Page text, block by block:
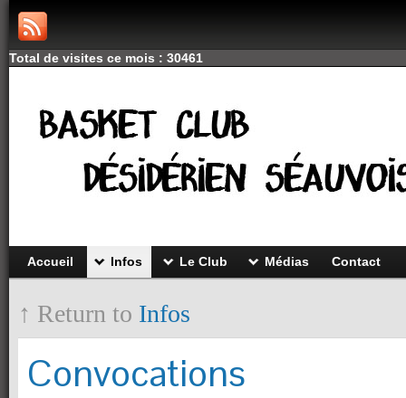
Total de visites ce mois : 30461
Accueil Infos Le Club Médias Contact
↑ Return to Infos
Convocations